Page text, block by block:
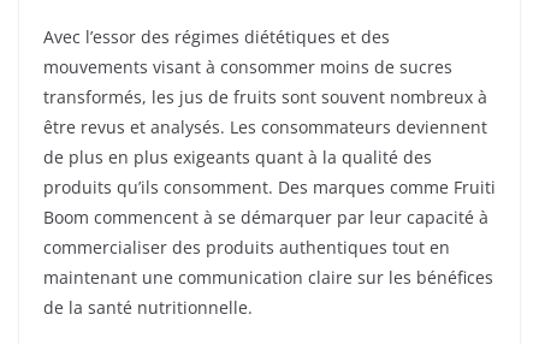
Avec l’essor des régimes diététiques et des
mouvements visant à consommer moins de sucres
transformés, les jus de fruits sont souvent nombreux à
être revus et analysés. Les consommateurs deviennent
de plus en plus exigeants quant à la qualité des
produits qu’ils consomment. Des marques comme Fruiti
Boom commencent à se démarquer par leur capacité à
commercialiser des produits authentiques tout en
maintenant une communication claire sur les bénéfices
de la santé nutritionnelle.